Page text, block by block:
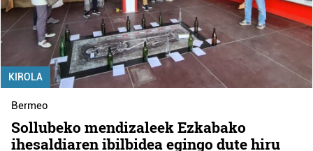
KIROLA
Bermeo
Sollubeko mendizaleek Ezkabako
ihesaldiaren ibilbidea egingo dute hiru